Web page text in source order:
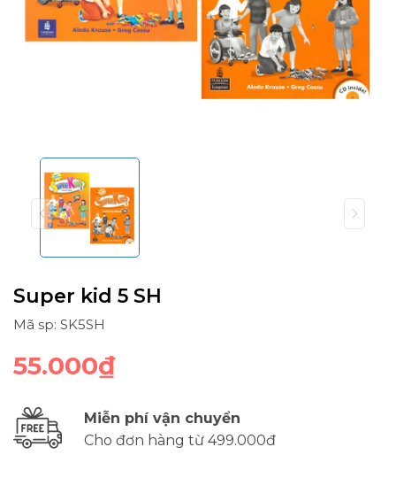
Super kid 5 SH
Mã sp: SK5SH
55.000₫
Miễn phí vận chuyển
Cho đơn hàng từ 499.000đ